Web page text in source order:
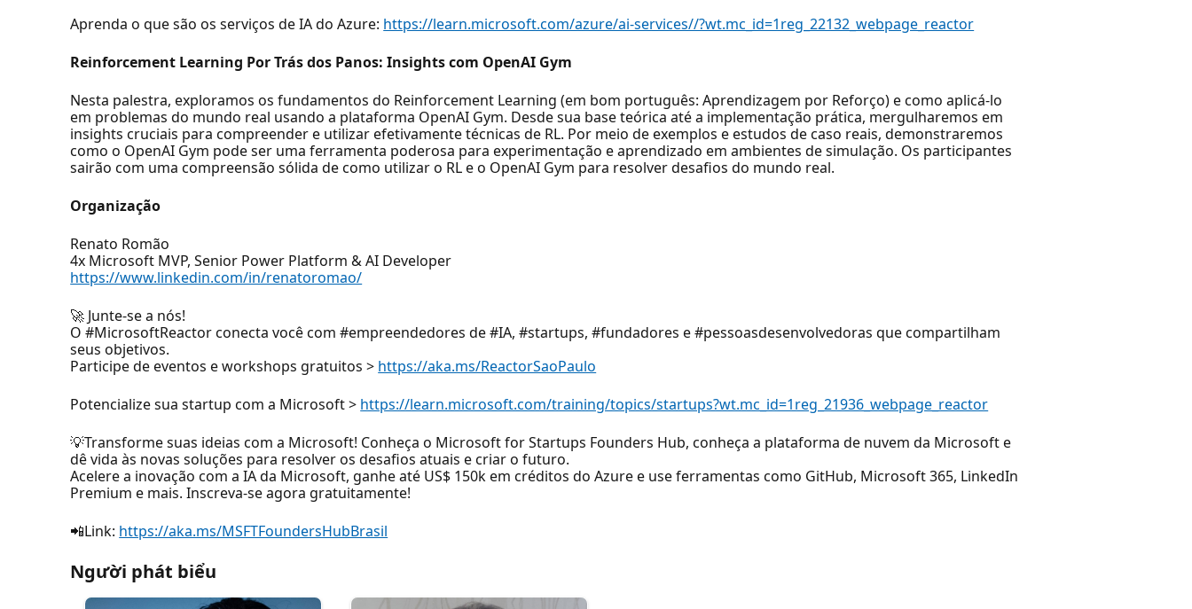
Aprenda o que são os serviços de IA do Azure: https://learn.microsoft.com/azure/ai-services//?wt.mc_id=1reg_22132_webpage_reactor
Reinforcement Learning Por Trás dos Panos: Insights com OpenAI Gym
Nesta palestra, exploramos os fundamentos do Reinforcement Learning (em bom português: Aprendizagem por Reforço) e como aplicá-lo
em problemas do mundo real usando a plataforma OpenAI Gym. Desde sua base teórica até a implementação prática, mergulharemos em
insights cruciais para compreender e utilizar efetivamente técnicas de RL. Por meio de exemplos e estudos de caso reais, demonstraremos
como o OpenAI Gym pode ser uma ferramenta poderosa para experimentação e aprendizado em ambientes de simulação. Os participantes
sairão com uma compreensão sólida de como utilizar o RL e o OpenAI Gym para resolver desafios do mundo real.
Organização
Renato Romão
4x Microsoft MVP, Senior Power Platform & AI Developer
https://www.linkedin.com/in/renatoromao/
🚀 Junte-se a nós!
O #MicrosoftReactor conecta você com #empreendedores de #IA, #startups, #fundadores e #pessoasdesenvolvedoras que compartilham
seus objetivos.
Participe de eventos e workshops gratuitos > https://aka.ms/ReactorSaoPaulo
Potencialize sua startup com a Microsoft > https://learn.microsoft.com/training/topics/startups?wt.mc_id=1reg_21936_webpage_reactor
💡Transforme suas ideias com a Microsoft! Conheça o Microsoft for Startups Founders Hub, conheça a plataforma de nuvem da Microsoft e
dê vida às novas soluções para resolver os desafios atuais e criar o futuro.
Acelere a inovação com a IA da Microsoft, ganhe até US$ 150k em créditos do Azure e use ferramentas como GitHub, Microsoft 365, LinkedIn
Premium e mais. Inscreva-se agora gratuitamente!
📲Link: https://aka.ms/MSFTFoundersHubBrasil
Người phát biểu